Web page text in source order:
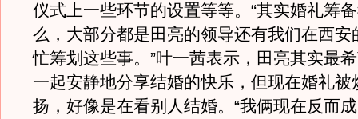
仪式上一些环节的设置等等。“其实婚礼筹
么，大部分都是田亮的领导还有我们在西安
忙筹划这些事。”叶一茜表示，田亮其实最
一起安静地分享结婚的快乐，但现在婚礼被
扬，好像是在看别人结婚。“我俩现在反而